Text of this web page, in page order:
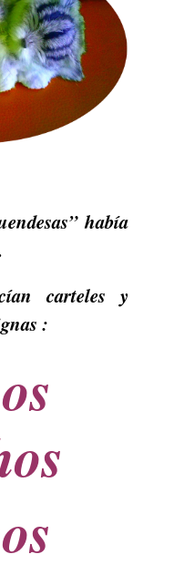
había
carteles y
: